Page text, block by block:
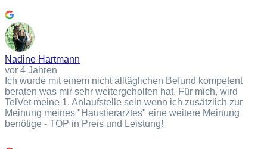
Nadine Hartmann
vor 4 Jahren
Ich wurde mit einem nicht alltäglichen Befund kompetent
beraten was mir sehr weitergeholfen hat. Für mich, wird
TelVet meine 1. Anlaufstelle sein wenn ich zusätzlich zur
Meinung meines "Haustierarztes" eine weitere Meinung
benötige - TOP in Preis und Leistung!